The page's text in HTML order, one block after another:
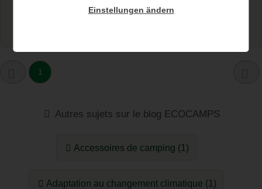
1
Autres sujets sur le blog ECOCAMPS
Accessoires de camping (1)
Adaptation au changement climatique (1)
Einstellungen ändern